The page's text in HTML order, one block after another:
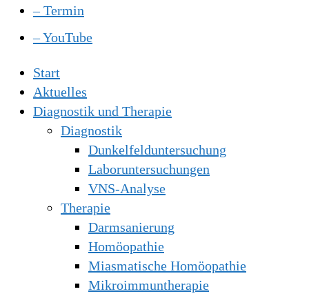
– Termin
– YouTube
Start
Aktuelles
Diagnostik und Therapie
Diagnostik
Dunkelfelduntersuchung
Laboruntersuchungen
VNS-Analyse
Therapie
Darmsanierung
Homöopathie
Miasmatische Homöopathie
Mikroimmuntherapie